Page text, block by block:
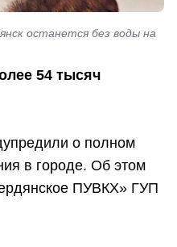
останется без воды на
54 тысяч
о полном
в городе. Об этом
ПУВКХ» ГУП